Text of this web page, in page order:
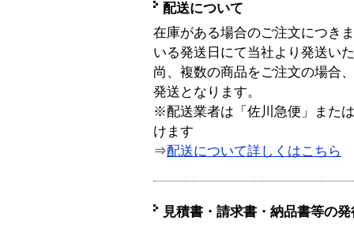
配送について
在庫がある場合のご注文につき
いる発送日にて当社より発送い
尚、複数の商品をご注文の場合
発送となります。
※配送業者は「佐川急便」また
けます
⇒配送について詳しくはこちら
見積書・請求書・納品書等の